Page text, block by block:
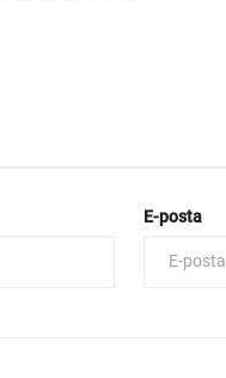
E-posta